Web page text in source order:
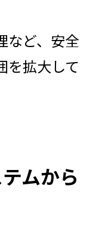
など、安全
を拡大して
ムから